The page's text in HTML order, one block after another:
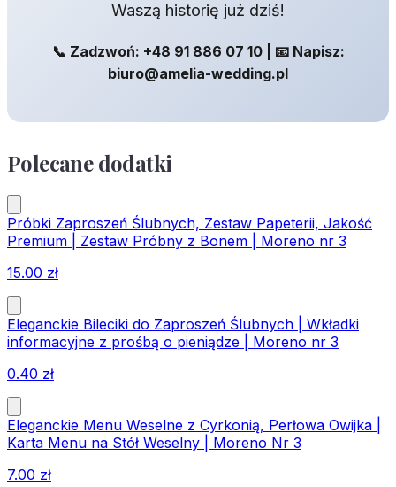
Waszą historię już dziś!
📞 Zadzwoń: +48 91 886 07 10 | 📧 Napisz:
biuro@amelia-wedding.pl
Polecane dodatki
Próbki Zaproszeń Ślubnych, Zestaw Papeterii, Jakość
Premium | Zestaw Próbny z Bonem | Moreno nr 3
15.00 zł
Eleganckie Bileciki do Zaproszeń Ślubnych | Wkładki
informacyjne z prośbą o pieniądze | Moreno nr 3
0.40 zł
Eleganckie Menu Weselne z Cyrkonią, Perłowa Owijka |
Karta Menu na Stół Weselny | Moreno Nr 3
7.00 zł